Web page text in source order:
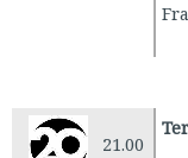
21.00